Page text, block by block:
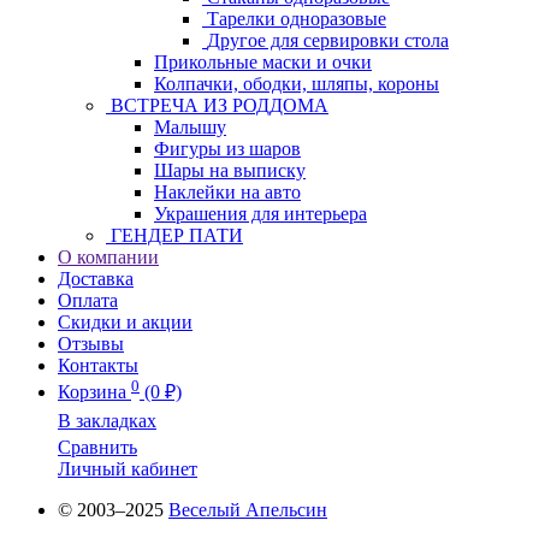
Тарелки одноразовые
Другое для сервировки стола
Прикольные маски и очки
Колпачки, ободки, шляпы, короны
ВСТРЕЧА ИЗ РОДДОМА
Малышу
Фигуры из шаров
Шары на выписку
Наклейки на авто
Украшения для интерьера
ГЕНДЕР ПАТИ
О компании
Доставка
Оплата
Скидки и акции
Отзывы
Контакты
Корзина 0 (0 ₽)
В закладках
Сравнить
Личный кабинет
© 2003–2025 Веселый Апельсин